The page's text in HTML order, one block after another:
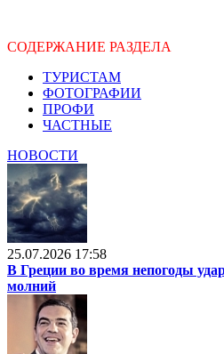
СОДЕРЖАНИЕ РАЗДЕЛА
ТУРИСТАМ
ФОТОГРАФИИ
ПРОФИ
ЧАСТНЫЕ
НОВОСТИ
25.07.2026 17:58
В Греции во время непогоды
молний